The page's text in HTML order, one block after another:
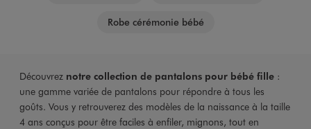
Robe cérémonie bébé
Découvrez notre collection de pantalons pour bébé fille:
une gamme variée de pantalons pour répondre à tous les
goûts. Vous y retrouverez des modèles de la naissance à la taille
4 ans conçus pour être faciles à enfiler, mignons, tout en